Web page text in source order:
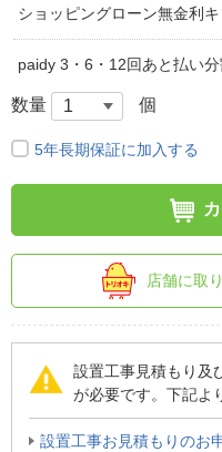
ショッピングローン無金利
paidy 3・6・12回あと払い
数量 個
5年長期保証に加入する
店舗に取
設置工事見積もり及
が必要です。下記よ
設置工事お見積もりのお